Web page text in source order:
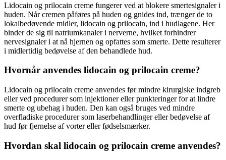
Lidocain og prilocain creme fungerer ved at blokere smertesignaler i
huden. Når cremen påføres på huden og gnides ind, trænger de to
lokalbedøvende midler, lidocain og prilocain, ind i hudlagene. Her
binder de sig til natriumkanaler i nerverne, hvilket forhindrer
nervesignaler i at nå hjernen og opfattes som smerte. Dette resulterer
i midlertidig bedøvelse af den behandlede hud.
Hvornår anvendes lidocain og prilocain creme?
Lidocain og prilocain creme anvendes før mindre kirurgiske indgreb
eller ved procedurer som injektioner eller punkteringer for at lindre
smerte og ubehag i huden. Den kan også bruges ved mindre
overfladiske procedurer som laserbehandlinger eller bedøvelse af
hud før fjernelse af vorter eller fødselsmærker.
Hvordan skal lidocain og prilocain creme anvendes?